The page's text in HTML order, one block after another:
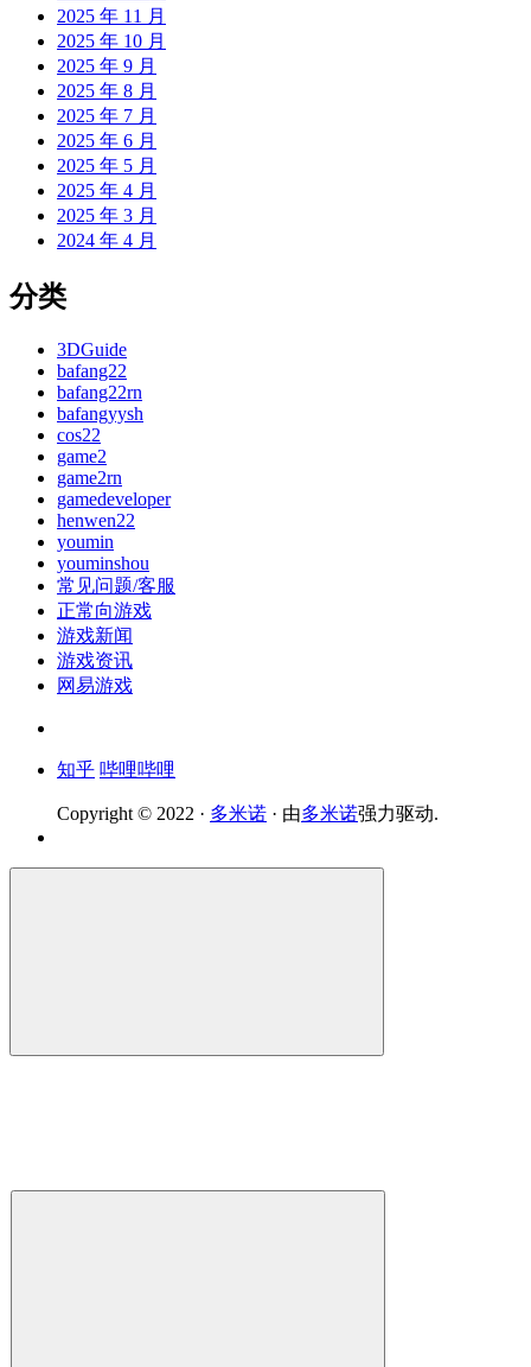
2025 年 11 月
2025 年 10 月
2025 年 9 月
2025 年 8 月
2025 年 7 月
2025 年 6 月
2025 年 5 月
2025 年 4 月
2025 年 3 月
2024 年 4 月
分类
3DGuide
bafang22
bafang22rn
bafangyysh
cos22
game2
game2rn
gamedeveloper
henwen22
youmin
youminshou
常见问题/客服
正常向游戏
游戏新闻
游戏资讯
网易游戏
知乎 哔哩哔哩
Copyright © 2022 · 多米诺 · 由多米诺强力驱动.